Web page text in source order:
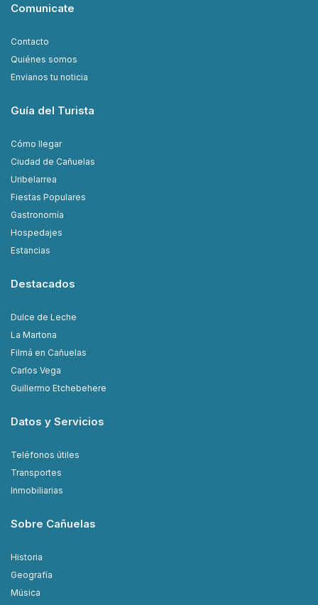
Comunicate
Contacto
Quiénes somos
Envianos tu noticia
Guía del Turista
Cómo llegar
Ciudad de Cañuelas
Uribelarrea
Fiestas Populares
Gastronomía
Hospedajes
Estancias
Destacados
Dulce de Leche
La Martona
Filmá en Cañuelas
Carlos Vega
Guillermo Etchebehere
Datos y Servicios
Teléfonos útiles
Transportes
Inmobiliarias
Sobre Cañuelas
Historia
Geografía
Música